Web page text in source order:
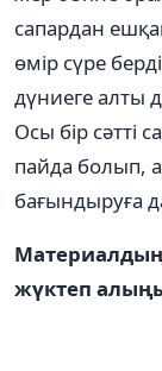
сапардан
өмір сүре
дүниеге алты
Осы бір сәтті
пайда болып,
бағындыруға
Материалдың
жүктеп